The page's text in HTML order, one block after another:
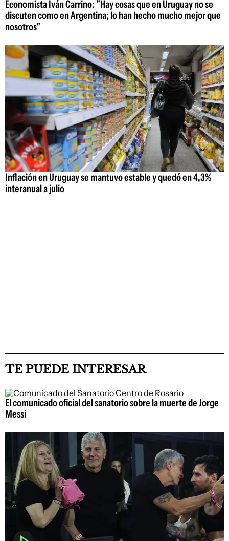
Economista Iván Carrino: "Hay cosas que en Uruguay no se
discuten como en Argentina; lo han hecho mucho mejor que
nosotros"
Inflación en Uruguay se mantuvo estable y quedó en 4,3%
interanual a julio
TE PUEDE INTERESAR
El comunicado oficial del sanatorio sobre la muerte de Jorge
Messi